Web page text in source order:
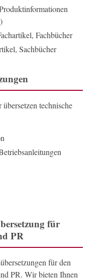
Fachbücher
Sachbücher
technische
für
PR
für den
PR. Wir bieten Ihnen